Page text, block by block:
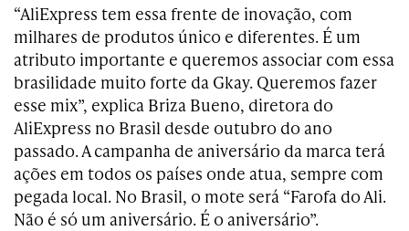
“AliExpress tem essa frente de inovação, com
milhares de produtos único e diferentes. É um
atributo importante e queremos associar com essa
brasilidade muito forte da Gkay. Queremos fazer
esse mix”, explica Briza Bueno, diretora do
AliExpress no Brasil desde outubro do ano
passado. A campanha de aniversário da marca terá
ações em todos os países onde atua, sempre com
pegada local. No Brasil, o mote será “Farofa do Ali.
Não é só um aniversário. É o aniversário”.